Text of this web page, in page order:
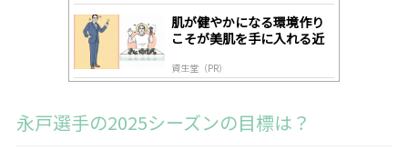
肌が健やかになる環境作り
こそが美肌を手に入れる近
資生堂（PR）
永戸選手の2025シーズンの目標は？